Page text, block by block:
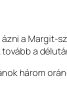
a
a
három